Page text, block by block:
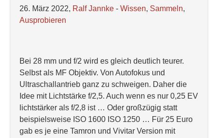
26. März 2022, Ralf Jannke - Wissen, Sammeln,
Ausprobieren
Bei 28 mm und f/2 wird es gleich deutlich teurer.
Selbst als MF Objektiv. Von Autofokus und
Ultraschallantrieb ganz zu schweigen. Daher die
Idee mit Lichtstärke f/2,5. Auch wenn es nur 0,25 EV
lichtstärker als f/2,8 ist … Oder großzügig statt
beispielsweise ISO 1600 ISO 1250 … Für 25 Euro
gab es je eine Tamron und Vivitar Version mit